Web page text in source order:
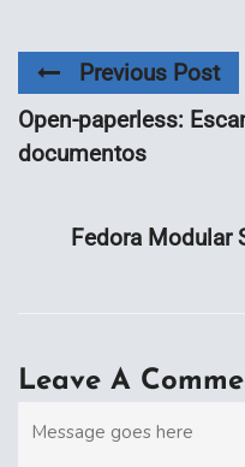
Previous Post
Open-paperless:
documentos
Fedora Modular
Leave A